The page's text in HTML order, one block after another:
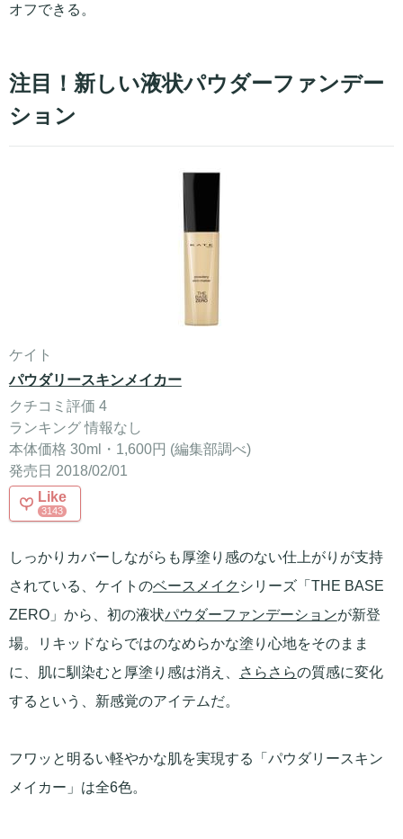
オフできる。
注目！新しい液状パウダーファンデー
ション
ケイト
パウダリースキンメイカー
クチコミ評価 4
ランキング 情報なし
本体価格 30ml・1,600円 (編集部調べ)
発売日 2018/02/01
Like
3143
しっかりカバーしながらも厚塗り感のない仕上がりが支持
されている、ケイトのベースメイク シリーズ「THE BASE
ZERO」から、初の液状パウダーファンデーションが新登
場。リキッドならではのなめらかな塗り心地をそのまま
に、肌に馴染むと厚塗り感は消え、
さらさらの質感に変化
するという、新感覚のアイテムだ。
フワッと明るい軽やかな肌を実現する「パウダリースキン
メイカー」は全6色。